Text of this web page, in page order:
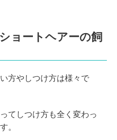
ョートヘアーの飼
方やしつけ方は様々で
てしつけ方も全く変わっ
。